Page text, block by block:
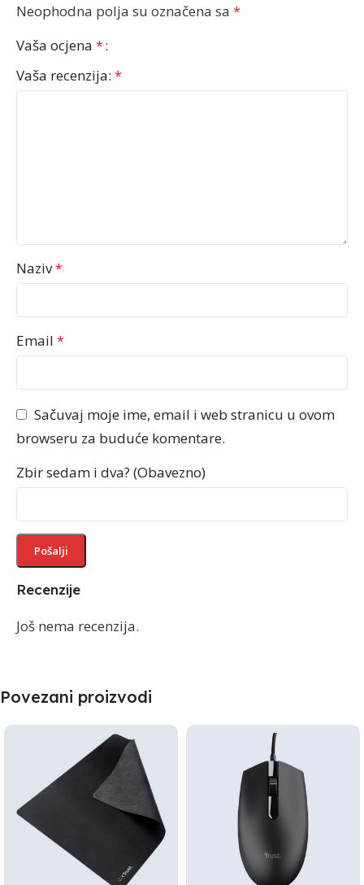
Recenzije
Još nema recenzija.
Neophodna polja su označena sa *
Vaša ocjena *
Vaša recenzija: *
Naziv*
Email *
Sačuvaj moje ime, email i web stranicu u ovom
browseru za buduće komentare.
Zbir sedam i dva? (Obavezno)
Povezani proizvodi